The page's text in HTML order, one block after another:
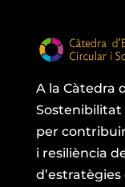
A la Càtedra
Sostenibilitat
per
i resiliència
d’estratègies